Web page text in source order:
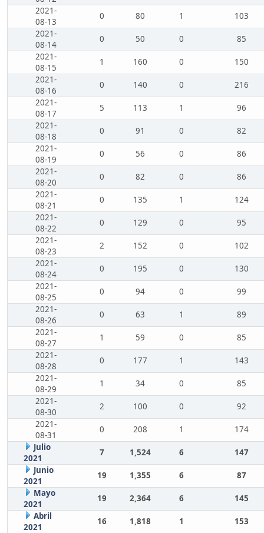
2021-
08-13
0 80 1
103
2021-
08-14
0 50 0
85
2021-
08-15
1 160 0
150
2021-
08-16
0 140 0
216
2021-
08-17
5 113 1
96
2021-
08-18
0 91 0
82
2021-
08-19
0 56 0
86
2021-
08-20
0 82 0
86
2021-
08-21
0 135 1
124
2021-
08-22
0 129 0
95
2021-
08-23
2 152 0
102
2021-
08-24
0 195 0
130
2021-
08-25
0 94 0
99
2021-
08-26
0 63 1
89
2021-
08-27
1 59 0
85
2021-
08-28
0 177 1
143
2021-
08-29
1 34 0
85
2021-
08-30
2 100 0
92
2021-
08-31
0 208 1
174
Julio
2021
7 1,524 6
147
Junio
2021
19 1,355 6
87
Mayo
2021
19 2,364 6
145
Abril
2021
16 1,818 1
153